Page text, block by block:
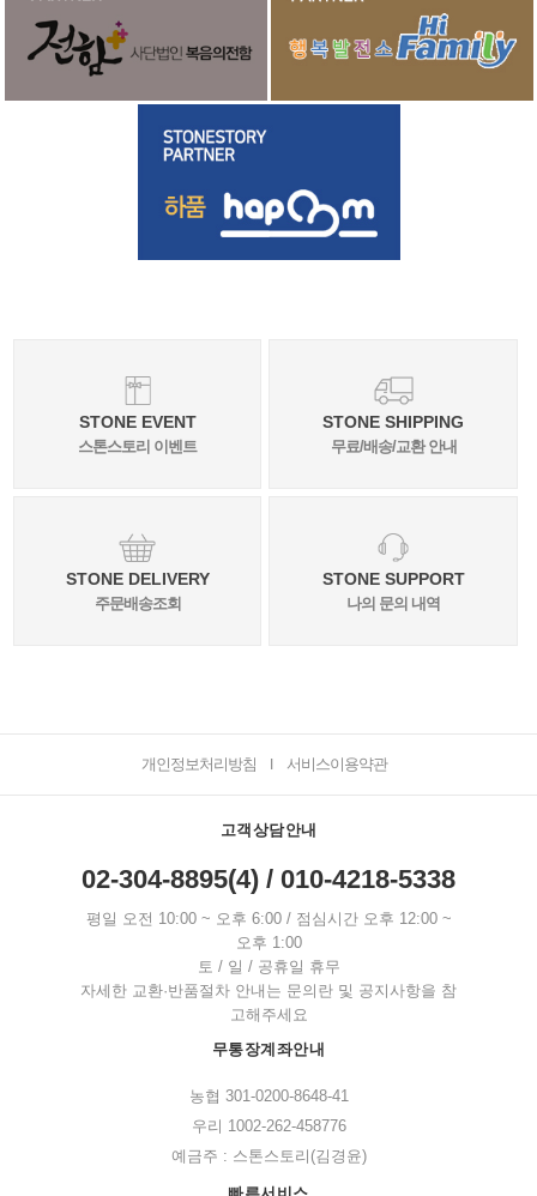
STONE EVENT
스톤스토리 이벤트
STONE SHIPPING
무료/배송/교환 안내
STONE DELIVERY
주문배송조회
STONE SUPPORT
나의 문의 내역
개인정보처리방침 서비스이용약관
고객상담안내
02-304-8895(4) / 010-4218-5338
평일 오전 10:00 ~ 오후 6:00 / 점심시간 오후 12:00 ~
오후 1:00
토 / 일 / 공휴일 휴무
자세한 교환·반품절차 안내는 문의란 및 공지사항을 참
고해주세요
무통장계좌안내
농협 301-0200-8648-41
우리 1002-262-458776
예금주 : 스톤스토리(김경윤)